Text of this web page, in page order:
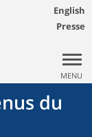
English
Presse
MENU
du